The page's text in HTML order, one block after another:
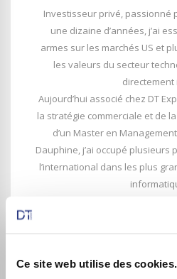
Ce site web utilise des cookies.
Investisseur privé, passionné
une dizaine d’années, j’ai
armes sur les marchés US et
les valeurs du secteur
directement
Aujourd’hui associé chez DT
la stratégie commerciale et de
d’un Master en
Dauphine, j’ai occupé plusieurs
l’international dans les plus
les bienfaits de l’analyse